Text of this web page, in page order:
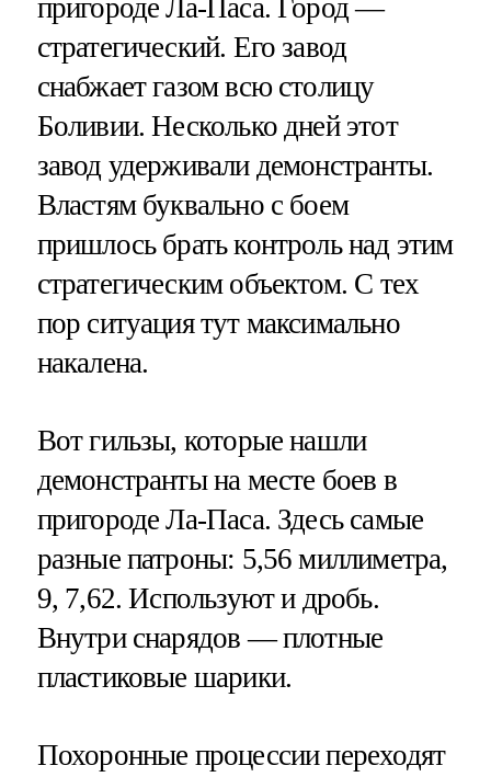
пригороде Ла-Паса. Город —
стратегический. Его завод
снабжает газом всю столицу
Боливии. Несколько дней этот
завод удерживали демонстранты.
Властям буквально с боем
пришлось брать контроль над этим
стратегическим объектом. С тех
пор ситуация тут максимально
накалена.
Вот гильзы, которые нашли
демонстранты на месте боев в
пригороде Ла-Паса. Здесь самые
разные патроны: 5,56 миллиметра,
9, 7,62. Используют и дробь.
Внутри снарядов — плотные
пластиковые шарики.
Похоронные процессии переходят